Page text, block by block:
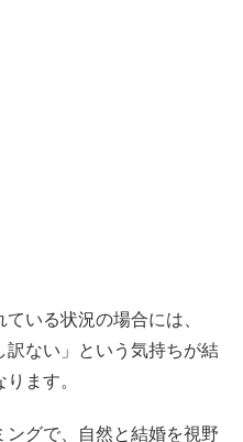
いる状況の場合には、
訳ない」という気持ちが結
ます。
グで、自然と結婚を視野